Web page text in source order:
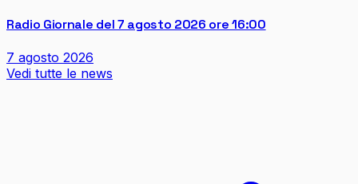
Radio Giornale del 7 agosto 2026 ore 16:00
7 agosto 2026
Vedi tutte le news